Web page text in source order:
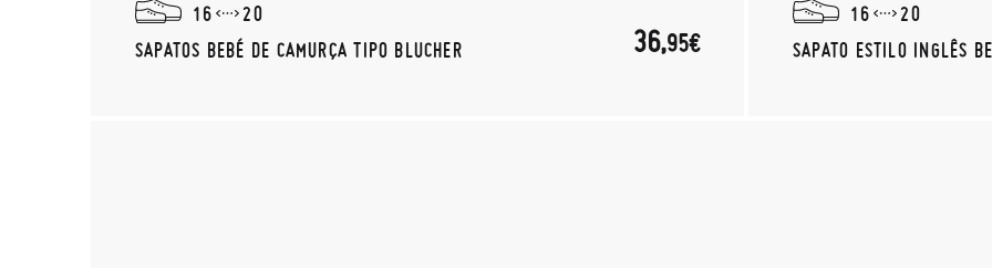
16
20
SAPATOS BEBÉ DE CAMURÇA TIPO BLUCHER
36,95€
16
20
SAPATO ESTILO INGLÊS